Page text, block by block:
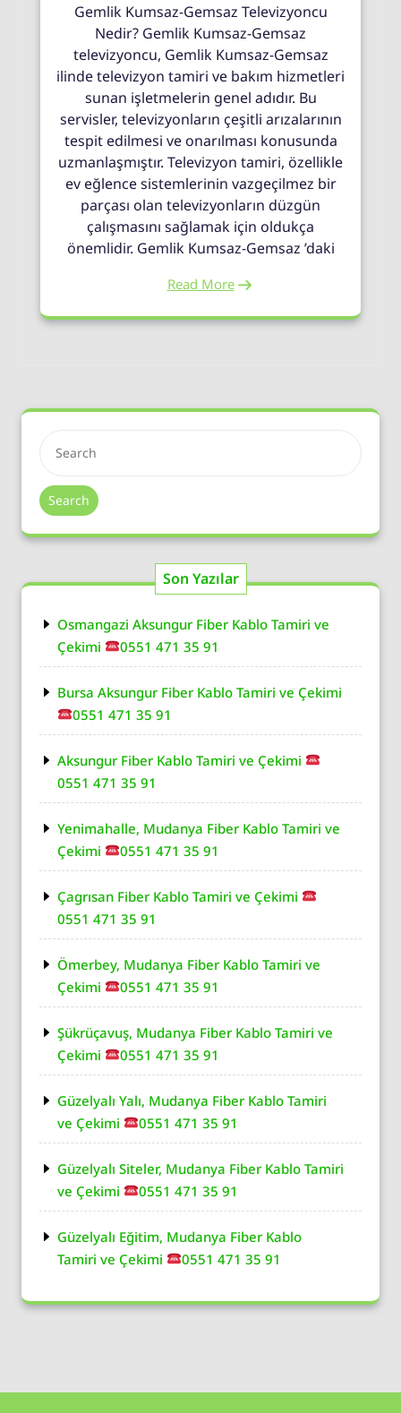
Gemlik Kumsaz-Gemsaz Televizyoncu
Nedir? Gemlik Kumsaz-Gemsaz
televizyoncu, Gemlik Kumsaz-Gemsaz
ilinde televizyon tamiri ve bakım hizmetleri
sunan işletmelerin genel adıdır. Bu
servisler, televizyonların çeşitli arızalarının
tespit edilmesi ve onarılması konusunda
uzmanlaşmıştır. Televizyon tamiri, özellikle
ev eğlence sistemlerinin vazgeçilmez bir
parçası olan televizyonların düzgün
çalışmasını sağlamak için oldukça
önemlidir. Gemlik Kumsaz-Gemsaz ’daki
Read More
Search
Son Yazılar
Osmangazi Aksungur Fiber Kablo Tamiri ve
Çekimi
0551 471 35 91
Bursa Aksungur Fiber Kablo Tamiri ve Çekimi
0551 471 35 91
Aksungur Fiber Kablo Tamiri ve Çekimi
0551 471 35 91
Yenimahalle, Mudanya Fiber Kablo Tamiri ve
Çekimi
0551 471 35 91
Çagrısan Fiber Kablo Tamiri ve Çekimi
0551 471 35 91
Ömerbey, Mudanya Fiber Kablo Tamiri ve
Çekimi
0551 471 35 91
Şükrüçavuş, Mudanya Fiber Kablo Tamiri ve
Çekimi
0551 471 35 91
Güzelyalı Yalı, Mudanya Fiber Kablo Tamiri
ve Çekimi
0551 471 35 91
Güzelyalı Siteler, Mudanya Fiber Kablo Tamiri
ve Çekimi
0551 471 35 91
Güzelyalı Eğitim, Mudanya Fiber Kablo
Tamiri ve Çekimi
0551 471 35 91